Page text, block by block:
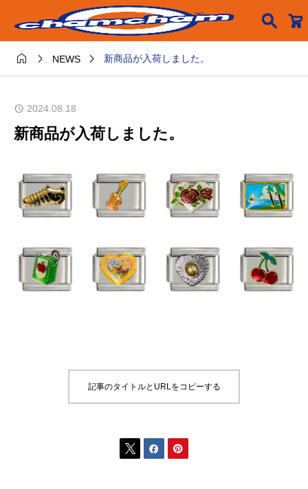

  NEWS  新商品が入荷しました。
2024.08.18
新商品が入荷しました。
記事のタイトルとURLをコピーする
  